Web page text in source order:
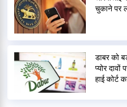
चुकाने पर
डाबर को
प्योर
हाई कोर्ट